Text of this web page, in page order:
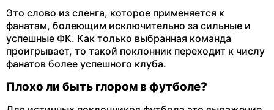
Это слово из сленга, которое применяется к
фанатам, болеющим исключительно за сильные и
успешные ФК. Как только выбранная команда
проигрывает, то такой поклонник переходит к числу
фанатов более успешного клуба.
Плохо ли быть глором в футболе?